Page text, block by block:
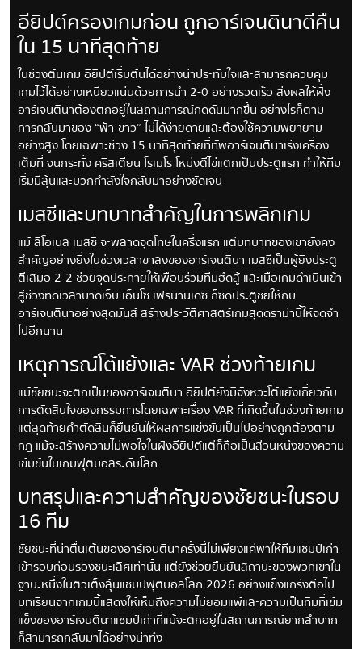
อียิปต์ครองเกมก่อน ถูกอาร์เจนตินาตีคืน
ใน 15 นาทีสุดท้าย
ในช่วงต้นเกม อียิปต์เริ่มต้นได้อย่างน่าประทับใจและสามารถควบคุม
เกมไว้ได้อย่างเหนียวแน่นด้วยการนำ 2-0 อย่างรวดเร็ว ส่งผลให้ฝั่ง
อาร์เจนตินาต้องตกอยู่ในสถานการณ์กดดันมากขึ้น อย่างไรก็ตาม
การกลับมาของ “ฟ้า-ขาว” ไม่ได้ง่ายดายและต้องใช้ความพยายาม
อย่างสูง โดยเฉพาะช่วง 15 นาทีสุดท้ายที่ทัพอาร์เจนตินาเร่งเครื่อง
เต็มที่ จนกระทั่ง คริสเตียน โรเมโร โหม่งตีไข่แตกเป็นประตูแรก ทำให้ทีม
เริ่มมีลุ้นและบวกกำลังใจกลับมาอย่างชัดเจน
เมสซีและบทบาทสำคัญในการพลิกเกม
แม้ ลิโอเนล เมสซี จะพลาดจุดโทษในครึ่งแรก แต่บทบาทของเขายังคง
สำคัญอย่างยิ่งในช่วงเวลาขาลงของอาร์เจนตินา เมสซีเป็นผู้ยิงประตู
ตีเสมอ 2-2 ช่วยจุดประกายให้เพื่อนร่วมทีมฮึดสู้ และเมื่อเกมดำเนินเข้า
สู่ช่วงทดเวลาบาดเจ็บ เอ็นโซ เฟร์นานเดซ ก็ซัดประตูชัยให้กับ
อาร์เจนตินาอย่างสุดมันส์ สร้างประวัติศาสตร์เกมสุดดราม่านี้ให้จดจำ
ไปอีกนาน
เหตุการณ์โต้แย้งและ VAR ช่วงท้ายเกม
แม้ชัยชนะจะตกเป็นของอาร์เจนตินา อียิปต์ยังมีจังหวะโต้แย้งเกี่ยวกับ
การตัดสินใจของกรรมการโดยเฉพาะเรื่อง VAR ที่เกิดขึ้นในช่วงท้ายเกม
แต่สุดท้ายคำตัดสินก็ยืนยันให้ผลการแข่งขันเป็นไปอย่างถูกต้องตาม
กฎ แม้จะสร้างความไม่พอใจในฝั่งอียิปต์แต่ก็ถือเป็นส่วนหนึ่งของความ
เข้มข้นในเกมฟุตบอลระดับโลก
บทสรุปและความสำคัญของชัยชนะในรอบ
16 ทีม
ชัยชนะที่น่าตื่นเต้นของอาร์เจนตินาครั้งนี้ไม่เพียงแค่พาให้ทีมแชมป์เก่า
เข้ารอบก่อนรองชนะเลิศเท่านั้น แต่ยังช่วยยืนยันสถานะของพวกเขาใน
ฐานะหนึ่งในตัวเต็งลุ้นแชมป์ฟุตบอลโลก 2026 อย่างแข็งแกร่งต่อไป
บทเรียนจากเกมนี้แสดงให้เห็นถึงความไม่ยอมแพ้และความเป็นทีมที่เข้ม
แข็งของอาร์เจนตินาแชมป์เก่าที่แม้จะตกอยู่ในสถานการณ์ยากลำบาก
ก็สามารถกลับมาได้อย่างน่าทึ่ง